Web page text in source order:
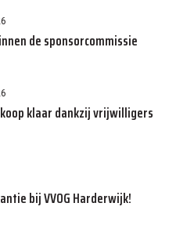
de sponsorcommissie
klaar dankzij vrijwilligers
bij VVOG Harderwijk!